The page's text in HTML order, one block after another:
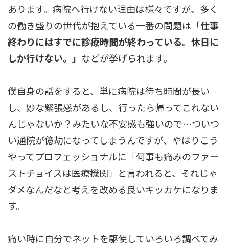
あります。病院へ行けない理由は様々ですが、多く
の働き盛りの世代が抱えている一番の問題は「仕事
終わりにはすでに診療時間が終わっている。休日に
しか行けない。」 などが挙げられます。
僕自身の話をすると、単に病院は待ち時間が長い
し、妙な緊張感があるし、行ったら帰ってこれない
んじゃないか？みたいな不安感も強いので…ついつ
い通院が億劫になってしまうんですが、やはりこう
やってプロフェッショナルに「何事も痛みのファー
ストチョイスは医療機関」と言われると、それじゃ
ダメなんだなと考えを改める良いキッカケになりま
す。
痛い時に自分でネットを駆使していろいろ調べてみ